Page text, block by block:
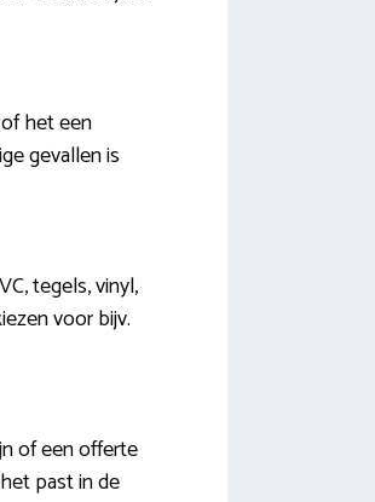
het een
gevallen is
tegels, vinyl,
voor bijv.
of een offerte
past in de